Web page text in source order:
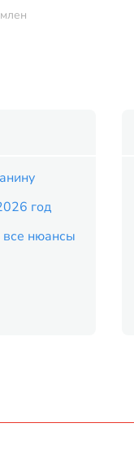
год
все нюансы